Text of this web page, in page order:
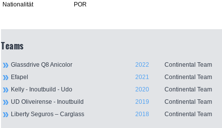
Nationalität
POR
Teams
Glassdrive Q8 Anicolor 2022
Continental Team
Efapel
2021
Continental Team
Kelly - Inoutbuild - Udo
2020
Continental Team
UD Oliveirense - Inoutbuild
2019
Continental Team
Liberty Seguros – Carglass
2018 Continental Team